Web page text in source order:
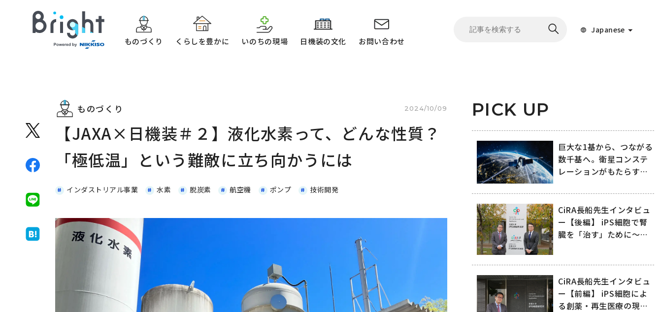
ものづくり くらしを豊かに いのちの現場 日機装の文化 お問い合わせ
Japanese
ものづくり 2024/10/09
【JAXA×日機装＃２】液化水素って、どんな性質？
「極低温」という難敵に立ち向かうには
インダストリアル事業 水素 脱炭素 航空機 ポンプ 技術開発
PICK UP
巨大な1基から、つながる
数千基へ。衛星コンステ
レーションがもたらす変
CiRA長船先生インタビュ
ー【後編】 iPS細胞で腎
臓を「治す」ために～リ
CiRA長船先生インタビュ
ー【前編】 iPS細胞によ
る創薬・再生医療の現在